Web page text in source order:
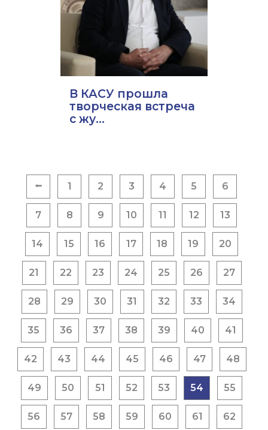
В КАСУ прошла
творческая встреча
с жу...
Пагинация
записей
⭠ 1 2 3 4 5 6
7 8 9 10 11 12 13
14 15 16 17 18 19 20
21 22 23 24 25 26 27
28 29 30 31 32 33 34
35 36 37 38 39 40 41
42 43 44 45 46 47 48
49 50 51 52 53 54 55
56 57 58 59 60 61 62